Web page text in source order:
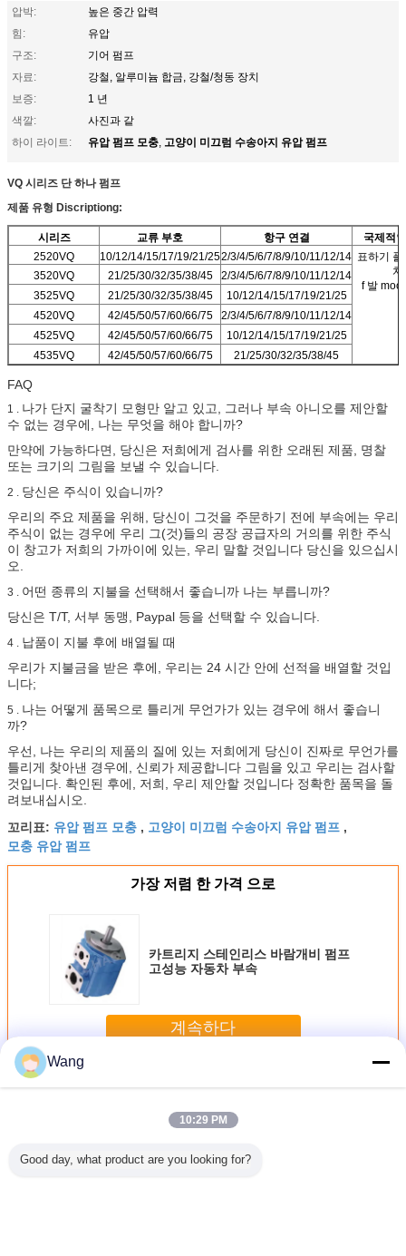
압박:
높은 중간 압력
힘:
유압
구조:
기어 펌프
자료:
강철, 알루미늄 합금, 강철/청동 장치
보증:
1 년
색깔:
사진과 같
하이 라이트:
유압 펌프 모충, 고양이 미끄럼 수송아지 유압 펌프
VQ 시리즈 단 하나 펌프
제품 유형 Discriptiong:
시리즈 교류 부호 항구 연결
국제적
2520VQ
10/12/14/15/17/19/21/252/3/4/5/6/7/8/9/10/11/12/14 표하기 플
치
f 발
3520VQ 21/25/30/32/35/38/45
2/3/4/5/6/7/8/9/10/11/12/14
3525VQ
21/25/30/32/35/38/45
10/12/14/15/17/19/21/25
4520VQ
42/45/50/57/60/66/75
2/3/4/5/6/7/8/9/10/11/12/14
4525VQ
42/45/50/57/60/66/75
10/12/14/15/17/19/21/25
4535VQ
42/45/50/57/60/66/75 21/25/30/32/35/38/45
FAQ
1 . 나가 단지 굴착기 모형만 알고 있고, 그러나 부속 아니오를 제안할
수 없는 경우에, 나는 무엇을 해야 합니까?
만약에 가능하다면, 당신은 저희에게 검사를 위한 오래된 제품, 명찰
또는 크기의 그림을 보낼 수 있습니다.
2 . 당신은 주식이 있습니까?
우리의 주요 제품을 위해, 당신이 그것을 주문하기 전에 부속에는 우리
주식이 없는 경우에 우리 그(것)들의 공장 공급자의 거의를 위한 주식
이 창고가 저희의 가까이에 있는, 우리 말할 것입니다 당신을 있으십시
오.
3 . 어떤 종류의 지불을 선택해서 좋습니까 나는 부릅니까?
당신은 T/T, 서부 동맹, Paypal 등을 선택할 수 있습니다.
4 . 납품이 지불 후에 배열될 때
우리가 지불금을 받은 후에, 우리는 24 시간 안에 선적을 배열할 것입
니다;
5 . 나는 어떻게 품목으로 틀리게 무언가가 있는 경우에 해서 좋습니
까?
우선, 나는 우리의 제품의 질에 있는 저희에게 당신이 진짜로 무언가를
틀리게 찾아낸 경우에, 신뢰가 제공합니다 그림을 있고 우리는 검사할
것입니다. 확인된 후에, 저희, 우리 제안할 것입니다 정확한 품목을 돌
려보내십시오.
꼬리표: 유압 펌프 모충 , 고양이 미끄럼 수송아지 유압 펌프 ,
모충 유압 펌프
가장 저렴 한 가격 으로
카트리지 스테인리스 바람개비 펌프
고성능 자동차 부속
계속하다
더 많은 것
Wang
10:29 PM
Good day, what product are you looking for?